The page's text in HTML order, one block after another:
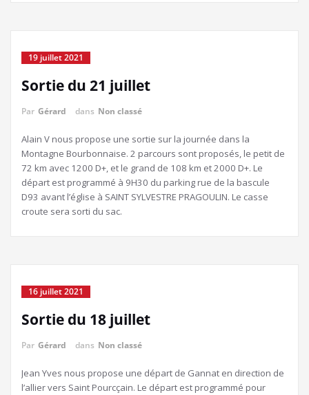
19 juillet 2021
Sortie du 21 juillet
Par Gérard dans Non classé
Alain V nous propose une sortie sur la journée dans la
Montagne Bourbonnaise. 2 parcours sont proposés, le petit de
72 km avec 1200 D+, et le grand de 108 km et 2000 D+. Le
départ est programmé à 9H30 du parking rue de la bascule
D93 avant l’église à SAINT SYLVESTRE PRAGOULIN. Le casse
croute sera sorti du sac.
16 juillet 2021
Sortie du 18 juillet
Par Gérard dans Non classé
Jean Yves nous propose une départ de Gannat en direction de
l’allier vers Saint Pourcçain. Le départ est programmé pour